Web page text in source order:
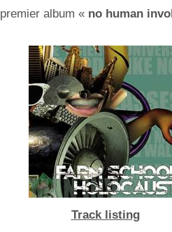
album « no human
Track listing